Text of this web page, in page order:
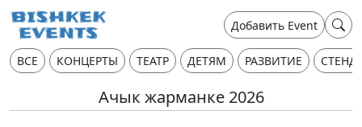
Добавить Event
ВСЕ КОНЦЕРТЫ ТЕАТР ДЕТЯМ РАЗВИТИЕ
Ачык жарманке 2026